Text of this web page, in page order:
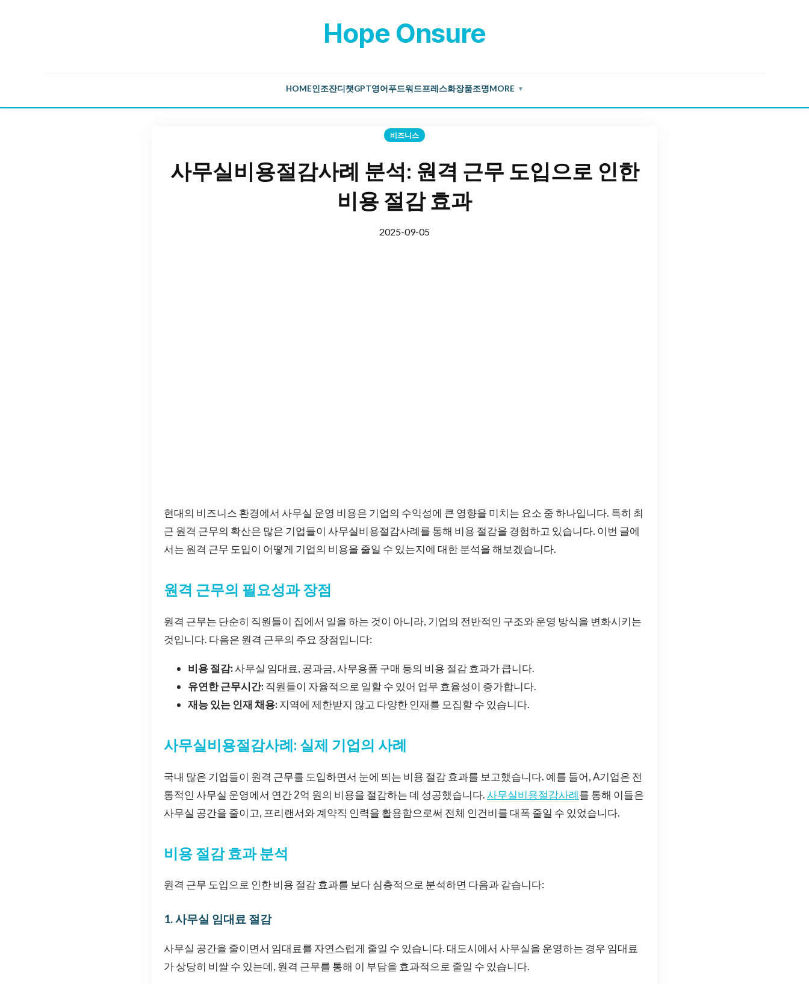
Hope Onsure
HOME인조잔디 챗GPT영어 푸드워드프레스화장품조명MORE ▼
비즈니스
사무실비용절감사례 분석: 원격 근무 도입으로 인한
비용 절감 효과
2025-09-05
현대의 비즈니스 환경에서 사무실 운영 비용은 기업의 수익성에 큰 영향을 미치는 요소 중 하나입니다. 특히 최
근 원격 근무의 확산은 많은 기업들이 사무실비용절감사례를 통해 비용 절감을 경험하고 있습니다. 이번 글에
서는 원격 근무 도입이 어떻게 기업의 비용을 줄일 수 있는지에 대한 분석을 해보겠습니다.
원격 근무의 필요성과 장점
원격 근무는 단순히 직원들이 집에서 일을 하는 것이 아니라, 기업의 전반적인 구조와 운영 방식을 변화시키는
것입니다. 다음은 원격 근무의 주요 장점입니다:
비용 절감:사무실 임대료, 공과금, 사무용품 구매 등의 비용 절감 효과가 큽니다.
유연한 근무시간: 직원들이 자율적으로 일할 수 있어 업무 효율성이 증가합니다.
재능 있는 인재 채용: 지역에 제한받지 않고 다양한 인재를 모집할 수 있습니다.
사무실비용절감사례: 실제 기업의 사례
국내 많은 기업들이 원격 근무를 도입하면서 눈에 띄는 비용 절감 효과를 보고했습니다. 예를 들어, A기업은 전
통적인 사무실 운영에서 연간 2억 원의 비용을 절감하는 데 성공했습니다.사무실비용절감사례를 통해 이들은
사무실 공간을 줄이고, 프리랜서와 계약직 인력을 활용함으로써 전체 인건비를 대폭 줄일 수 있었습니다.
비용 절감 효과 분석
원격 근무 도입으로 인한 비용 절감 효과를 보다 심층적으로 분석하면 다음과 같습니다:
1. 사무실 임대료 절감
사무실 공간을 줄이면서 임대료를 자연스럽게 줄일 수 있습니다. 대도시에서 사무실을 운영하는 경우 임대료
가 상당히 비쌀 수 있는데, 원격 근무를 통해 이 부담을 효과적으로 줄일 수 있습니다.